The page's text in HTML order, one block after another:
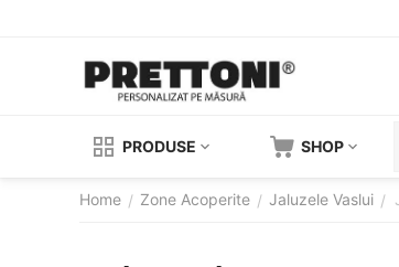
PRODUSE SHOP
Home / Zone Acoperite / Jaluzele Vaslui /